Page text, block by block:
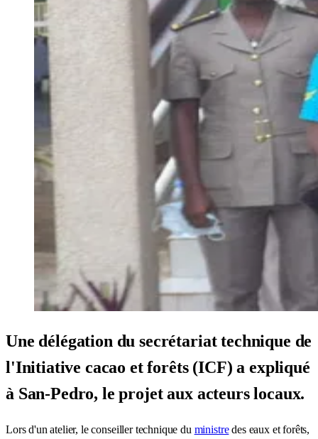
Une délégation du secrétariat technique de
l'Initiative cacao et forêts (ICF) a expliqué
à San-Pedro, le projet aux acteurs locaux.
Lors d'un atelier, le conseiller technique du ministredes eaux et forêts,